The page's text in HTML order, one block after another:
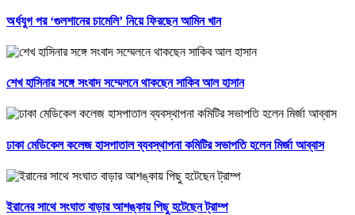
অর্ধযুগ পর ‘গুলশানের চামেলি’ নিয়ে ফিরছেন আমিন খান
শেখ হাসিনার সঙ্গে সংবাদ সম্মেলনে থাকছেন সাকিব আল হাসান
ঢাকা মেডিকেল কলেজ হাসপাতাল ব্যবস্থাপনা কমিটির সভাপতি হলেন মির্জা আব্বাস
ইরানের সাথে সংঘাত বাড়ার আশঙ্কায় পিছু হটেছেন ট্রাম্প